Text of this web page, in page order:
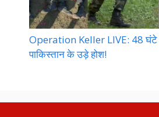
Operation Keller LIVE: 48 घंटे
पाकिस्तान के उड़े होश!